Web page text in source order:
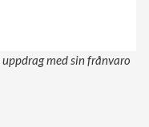
uppdrag med sin frånvaro